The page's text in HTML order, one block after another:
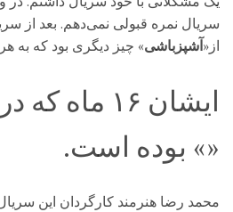
سریال نمره قبولی نمی‌دهم. بعد از
از«آشپزباشی» چیز دیگری بود که به
ایشان ۱۶
«» بوده است.
محمد رضا هنرمند کارگردان این